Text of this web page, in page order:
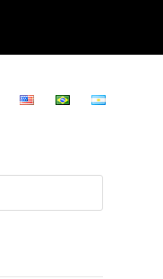
Pressione
tecla